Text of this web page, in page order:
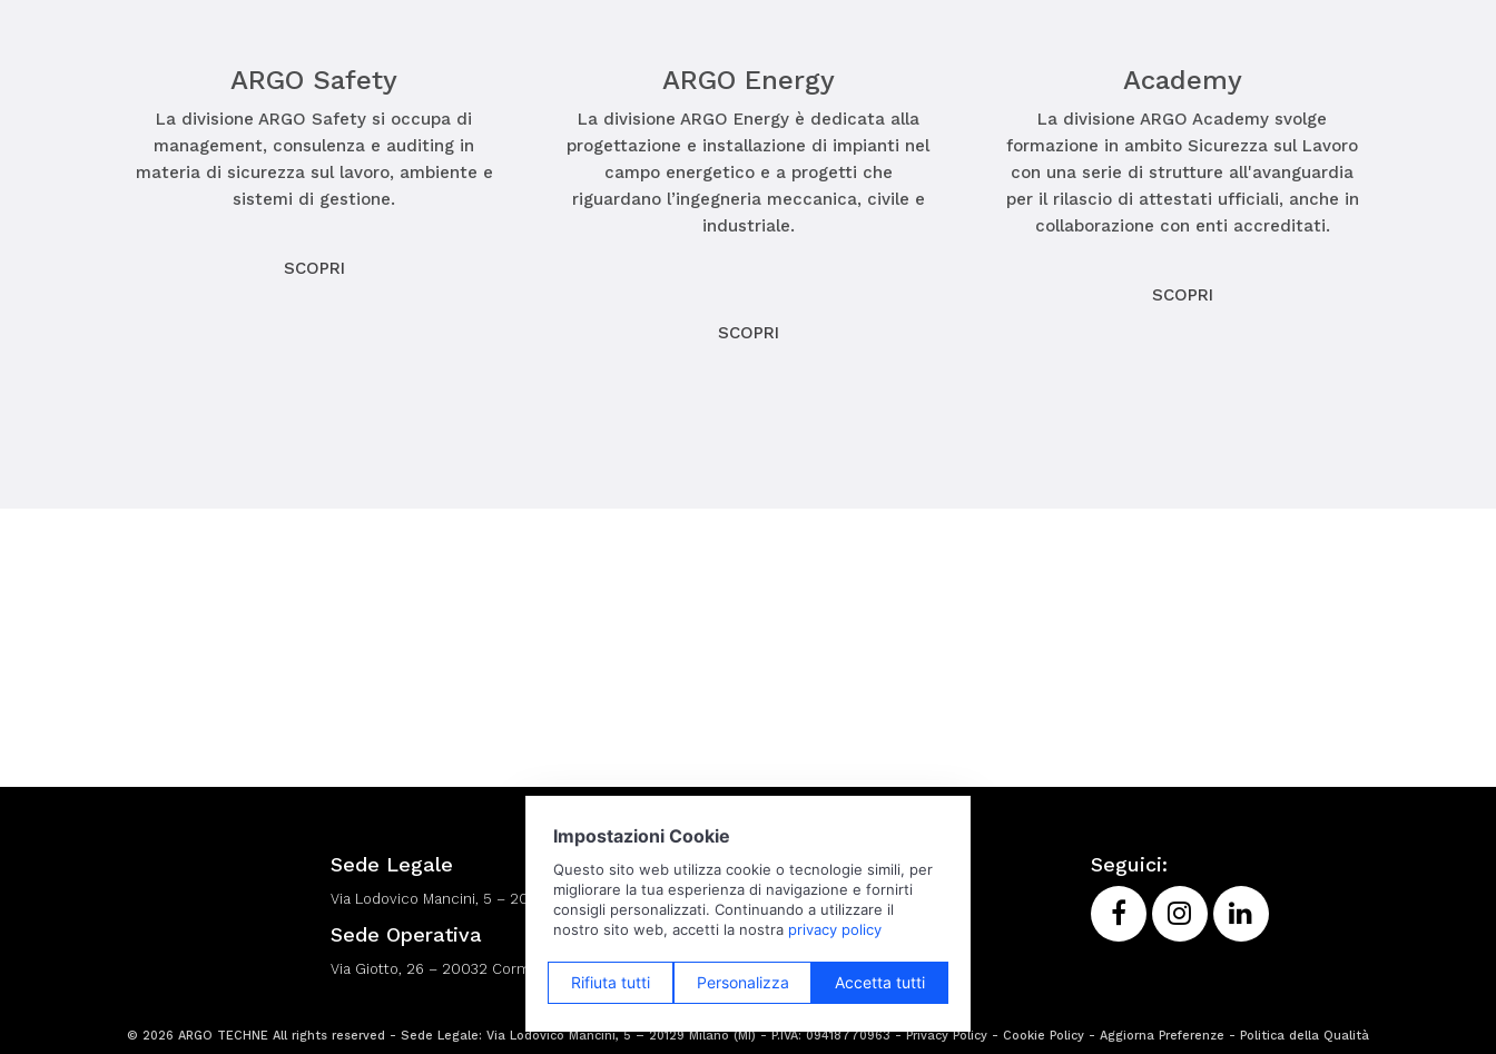
ARGO Safety
La divisione ARGO Safety si occupa di
management, consulenza e auditing in
materia di sicurezza sul lavoro, ambiente e
sistemi di gestione.
SCOPRI
ARGO Energy
La divisione ARGO Energy è dedicata alla
progettazione e installazione di impianti nel
campo energetico e a progetti che
riguardano l’ingegneria meccanica, civile e
industriale.
SCOPRI
Academy
La divisione ARGO Academy svolge
formazione in ambito Sicurezza sul Lavoro
con una serie di strutture all'avanguardia
per il rilascio di attestati ufficiali, anche in
collaborazione con enti accreditati.
SCOPRI
Sede Legale
Via Lodovico Mancini, 5 – 20129 Milano (MI)
Sede Operativa
Via Giotto, 26 – 20032 Cormano (MI)
Seguici:
© 2026 ARGO TECHNE All rights reserved - Sede Legale: Via Lodovico Mancini, 5 – 20129 Milano (MI) - P.IVA: 09418770963 -Privacy Policy - Cookie Policy - Aggiorna Preferenze - Politica della Qualità